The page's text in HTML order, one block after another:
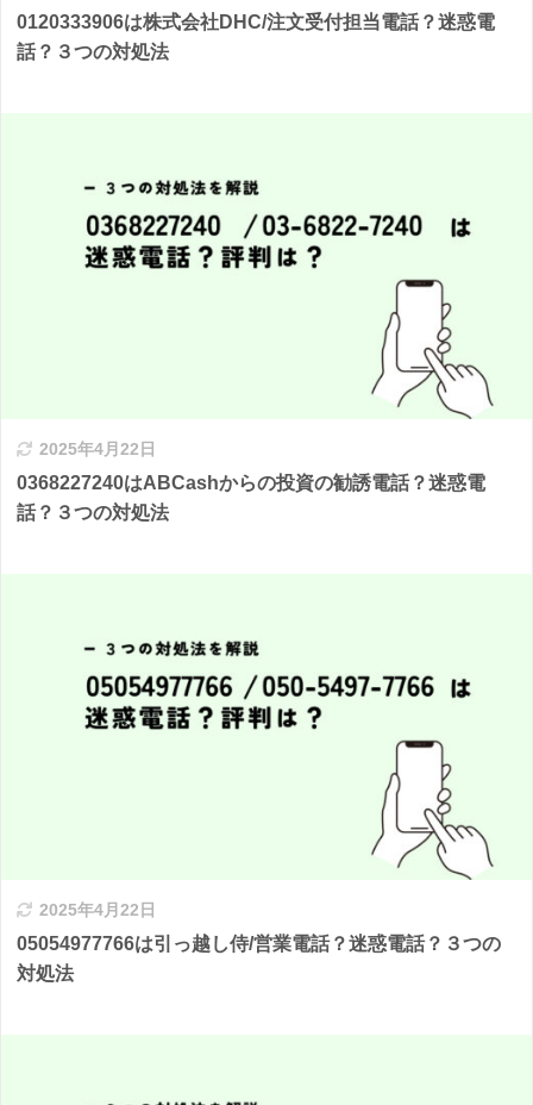
0120333906は株式会社DHC/注文受付担当電話？迷惑電
話？３つの対処法
2025年4月22日
0368227240はABCashからの投資の勧誘電話？迷惑電
話？３つの対処法
2025年4月22日
05054977766は引っ越し侍/営業電話？迷惑電話？３つの
対処法